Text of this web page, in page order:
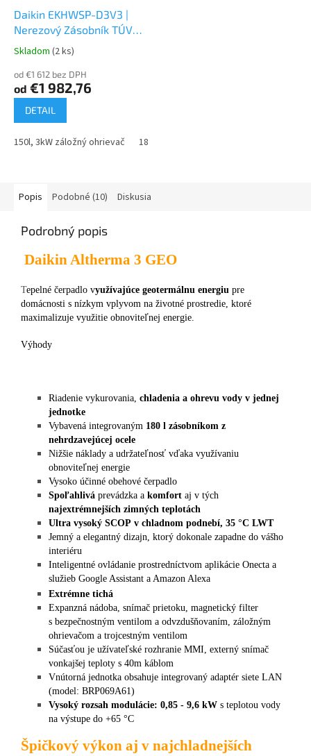
Daikin EKHWSP-D3V3 |
Nerezový Zásobník TÚV
pre Tepelné Čerpadlá
Skladom (2 ks)
od €1 612 bez DPH
od €1 982,76
DETAIL
150l, 3kW záložný ohrievač 180l, 3kW záložný ohrievač
Popis Podobné (10) Diskusia
Podrobný popis
Daikin Altherma 3 GEO
Tepelné čerpadlo využívajúce geotermálnu energiu pre
domácnosti s nízkym vplyvom na životné prostredie, ktoré
maximalizuje využitie obnoviteľnej energie.
Výhody
Riadenie vykurovania, chladenia a ohrevu vody v jednej
jednotke
Vybavená integrovaným 180 l zásobníkom z
nehrdzavejúcej ocele
Nižšie náklady a udržateľnosť vďaka využívaniu
obnoviteľnej energie
Vysoko účinné obehové čerpadlo
Spoľahlivá prevádzka a komfort aj v tých
najextrémnejších zimných teplotách
Ultra vysoký SCOP v chladnom podnebí, 35 °C LWT
Jemný a elegantný dizajn, ktorý dokonale zapadne do vášho
interiéru
Inteligentné ovládanie prostredníctvom aplikácie Onecta a
služieb Google Assistant a Amazon Alexa
Extrémne tichá
Expanzná nádoba, snímač prietoku, magnetický filter
s bezpečnostným ventilom a odvzdušňovaním, záložným
ohrievačom a trojcestným ventilom
Súčasťou je užívateľské rozhranie MMI, externý snímač
vonkajšej teploty s 40m káblom
Vnútorná jednotka obsahuje integrovaný adaptér siete LAN
(model: BRP069A61)
Vysoký rozsah modulácie: 0,85 - 9,6 kW s teplotou vody
na výstupe do +65 °C
Špičkový výkon aj v najchladnejších